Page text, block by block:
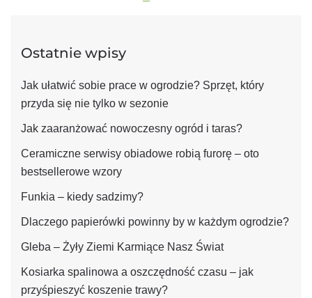
Ostatnie wpisy
Jak ułatwić sobie prace w ogrodzie? Sprzęt, który
przyda się nie tylko w sezonie
Jak zaaranżować nowoczesny ogród i taras?
Ceramiczne serwisy obiadowe robią furorę – oto
bestsellerowe wzory
Funkia – kiedy sadzimy?
Dlaczego papierówki powinny by w każdym ogrodzie?
Gleba – Żyły Ziemi Karmiące Nasz Świat
Kosiarka spalinowa a oszczędność czasu – jak
przyśpieszyć koszenie trawy?